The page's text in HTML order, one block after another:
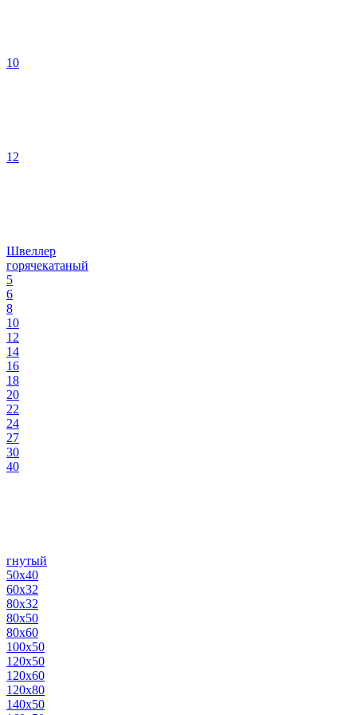
10
12
Швеллер
горячекатаный
5
6
8
10
12
14
16
18
20
22
24
27
30
40
гнутый
50х40
60х32
80х32
80х50
80х60
100х50
120х50
120х60
120х80
140х50